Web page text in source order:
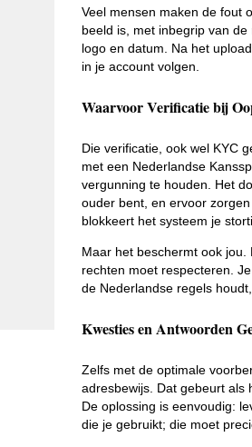
Veel mensen maken de fout
beeld is, met inbegrip van
logo en datum. Na het
in je account volgen.
Waarvoor Verificatie bij
Die verificatie, ook wel KYC
met een Nederlandse
vergunning te houden. Het
ouder bent, en ervoor
blokkeert het systeem je
Maar het beschermt ook
rechten moet respecteren.
de Nederlandse regels
Kwesties en Antwoorden
Zelfs met de optimale
adresbewijs. Dat gebeurt als
De oplossing is eenvoudig:
die je gebruikt; die moet